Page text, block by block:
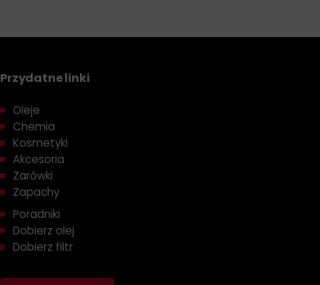
Przydatne linki
Oleje
Chemia
Kosmetyki
Akcesoria
Żarówki
Zapachy
Poradniki
Dobierz olej
Dobierz filtr